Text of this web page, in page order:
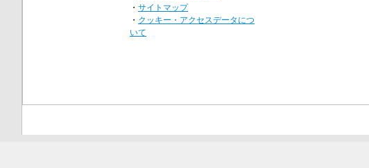
・ サイトマップ
・ クッキー・アクセスデータにつ
いて